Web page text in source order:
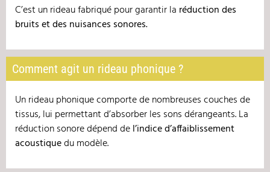
C’est un rideau fabriqué pour garantir la réduction des
bruits et des nuisances sonores.
Comment agit un rideau phonique ?
Un rideau phonique comporte de nombreuses couches de
tissus, lui permettant d’absorber les sons dérangeants. La
réduction sonore dépend del’indice d’affaiblissement
acoustiquedu modèle.